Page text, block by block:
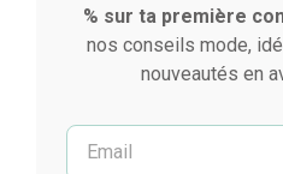
% sur ta première
nos conseils mode,
nouveautés en